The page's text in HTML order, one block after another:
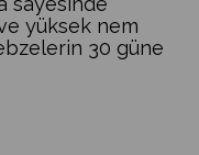
yüksek nem
30 güne